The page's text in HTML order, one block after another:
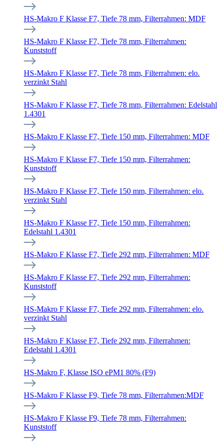
HS-Makro F Klasse F7, Tiefe 78 mm, Filterrahmen: MDF
HS-Makro F Klasse F7, Tiefe 78 mm, Filterrahmen:
Kunststoff
HS-Makro F Klasse F7, Tiefe 78 mm, Filterrahmen: elo.
verzinkt Stahl
HS-Makro F Klasse F7, Tiefe 78 mm, Filterrahmen: Edelstahl
1.4301
HS-Makro F Klasse F7, Tiefe 150 mm, Filterrahmen: MDF
HS-Makro F Klasse F7, Tiefe 150 mm, Filterrahmen:
Kunststoff
HS-Makro F Klasse F7, Tiefe 150 mm, Filterrahmen: elo.
verzinkt Stahl
HS-Makro F Klasse F7, Tiefe 150 mm, Filterrahmen:
Edelstahl 1.4301
HS-Makro F Klasse F7, Tiefe 292 mm, Filterrahmen: MDF
HS-Makro F Klasse F7, Tiefe 292 mm, Filterrahmen:
Kunststoff
HS-Makro F Klasse F7, Tiefe 292 mm, Filterrahmen: elo.
verzinkt Stahl
HS-Makro F Klasse F7, Tiefe 292 mm, Filterrahmen:
Edelstahl 1.4301
HS-Makro F, Klasse ISO ePM1 80% (F9)
HS-Makro F Klasse F9, Tiefe 78 mm, Filterrahmen:MDF
HS-Makro F Klasse F9, Tiefe 78 mm, Filterrahmen:
Kunststoff